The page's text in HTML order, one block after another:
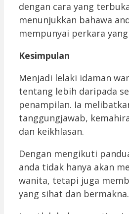
dengan cara yang
menunjukkan bahawa
mempunyai perkara
Kesimpulan
Menjadi lelaki idaman
tentang lebih daripada
penampilan. Ia
tanggungjawab,
dan keikhlasan.
Dengan mengikuti
anda tidak hanya akan
wanita, tetapi juga
yang sihat dan bermakna.